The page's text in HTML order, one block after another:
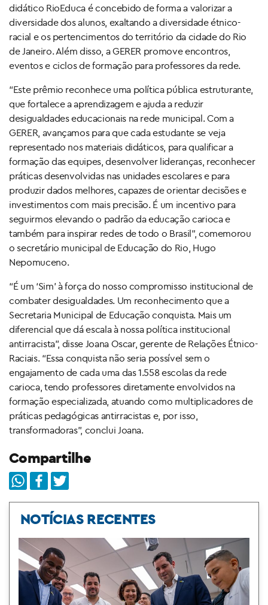
didático RioEduca é concebido de forma a valorizar a
diversidade dos alunos, exaltando a diversidade étnico-
racial e os pertencimentos do território da cidade do Rio
de Janeiro. Além disso, a GERER promove encontros,
eventos e ciclos de formação para professores da rede.
“Este prêmio reconhece uma política pública estruturante,
que fortalece a aprendizagem e ajuda a reduzir
desigualdades educacionais na rede municipal. Com a
GERER, avançamos para que cada estudante se veja
representado nos materiais didáticos, para qualificar a
formação das equipes, desenvolver lideranças, reconhecer
práticas desenvolvidas nas unidades escolares e para
produzir dados melhores, capazes de orientar decisões e
investimentos com mais precisão. É um incentivo para
seguirmos elevando o padrão da educação carioca e
também para inspirar redes de todo o Brasil”, comemorou
o secretário municipal de Educação do Rio, Hugo
Nepomuceno.
“É um ‘Sim’ à força do nosso compromisso institucional de
combater desigualdades. Um reconhecimento que a
Secretaria Municipal de Educação conquista. Mais um
diferencial que dá escala à nossa política institucional
antirracista”, disse Joana Oscar, gerente de Relações Étnico-
Raciais. “Essa conquista não seria possível sem o
engajamento de cada uma das 1.558 escolas da rede
carioca, tendo professores diretamente envolvidos na
formação especializada, atuando como multiplicadores de
práticas pedagógicas antirracistas e, por isso,
transformadoras”, conclui Joana.
Compartilhe
NOTÍCIAS RECENTES